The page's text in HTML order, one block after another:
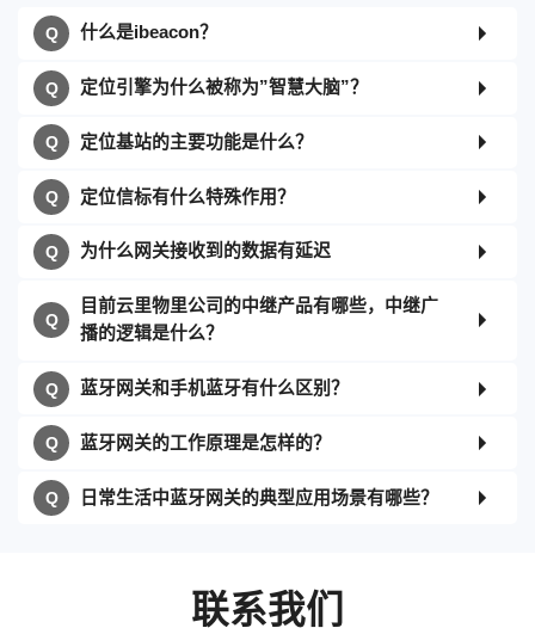
什么是ibeacon？
定位引擎为什么被称为”智慧大脑”？
定位基站的主要功能是什么？
定位信标有什么特殊作用？
为什么网关接收到的数据有延迟
目前云里物里公司的中继产品有哪些，中继广
播的逻辑是什么？
蓝牙网关和手机蓝牙有什么区别？
蓝牙网关的工作原理是怎样的？
日常生活中蓝牙网关的典型应用场景有哪些？
联系我们